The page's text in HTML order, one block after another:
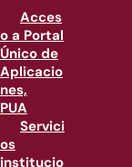
Acces
o a Portal
Único de
Aplicacio
nes,
PUA
Servici
os
institucio